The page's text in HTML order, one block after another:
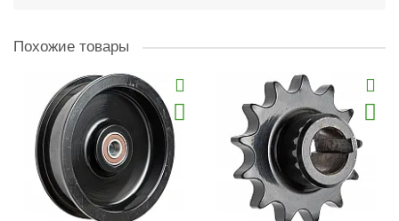
Похожие товары